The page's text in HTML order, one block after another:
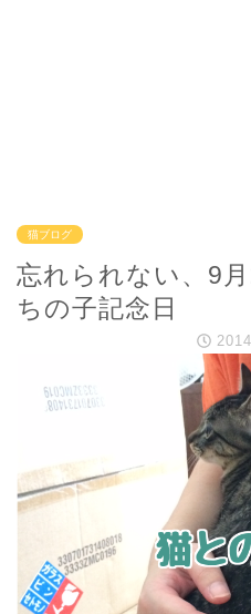
猫ブログ
忘れられない、9
ちの子記念日